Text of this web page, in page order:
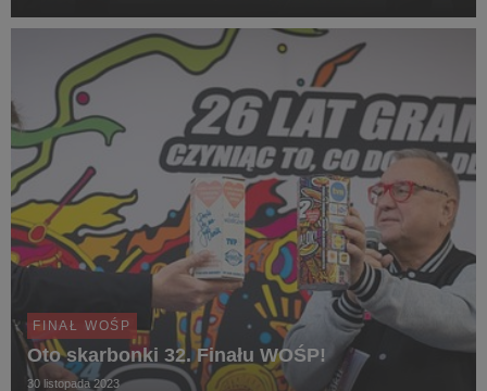
materiałów odnawialnych i nadające się do re...
FINAŁ WOŚP
Oto skarbonki 32. Finału WOŚP!
30 listopada 2023